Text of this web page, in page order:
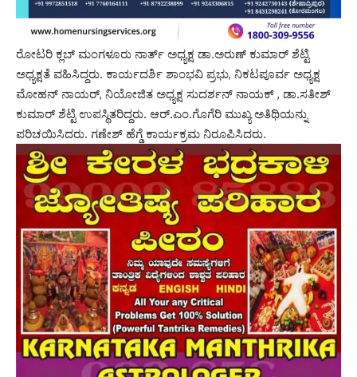
ರೋಟರಿ ಕ್ಲಬ್ ಮಂಗಳೂರು ನಾರ್ತ್ ಅಧ್ಯಕ್ಷ ಡಾ.ಅರುಣ್ ಕುಮಾರ್ ಶೆಟ್ಟಿ
ಅಧ್ಯಕ್ಷತೆ ವಹಿಸಿದ್ದರು. ಕಾರ್ಯದರ್ಶಿ ಶಾಂಭವಿ ಪ್ರಭು, ನಿಕಟಪೂರ್ವ ಅಧ್ಯಕ್ಷ
ಮೋಹನ್ ನಾಯರ್, ನಿಯೋಜಿತ ಅಧ್ಯಕ್ಷ ಸುದರ್ಶನ್ ನಾಯಕ್ , ಡಾ.ಸತೀಶ್
ಕುಮಾರ್ ಶೆಟ್ಟಿ ಉಪಸ್ಥಿತರಿದ್ದರು. ಆರ್.ಎಂ.ಗೊಗೆರಿ ಮುಖ್ಯ ಅತಿಥಿಯನ್ನು
ಪರಿಚಯಿಸಿದರು. ಗಣೇಶ್ ಹೆಗ್ಡೆ ಕಾರ್ಯಕ್ರಮ ನಿರೂಪಿಸಿದರು.